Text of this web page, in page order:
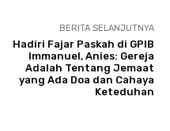
BERITA SELANJUTNYA
Hadiri Fajar Paskah di GPIB
Immanuel, Anies: Gereja
Adalah Tentang Jemaat
yang Ada Doa dan Cahaya
Keteduhan